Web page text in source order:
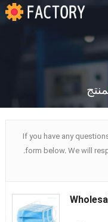
If you have any
form below.We will
.